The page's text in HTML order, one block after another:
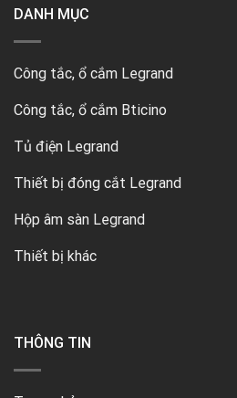
DANH MỤC
Công tắc, ổ cắm Legrand
Công tắc, ổ cắm Bticino
Tủ điện Legrand
Thiết bị đóng cắt Legrand
Hộp âm sàn Legrand
Thiết bị khác
THÔNG TIN